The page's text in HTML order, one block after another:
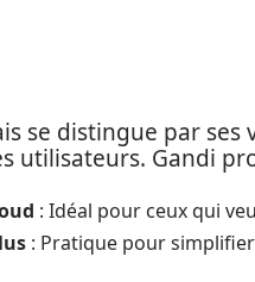
se distingue par
utilisateurs. Gandi
: Idéal pour ceux qui
: Pratique pour